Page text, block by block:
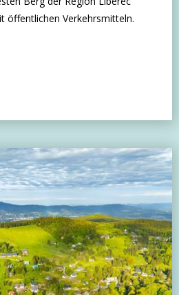
öffentlichen Verkehrsmitteln.